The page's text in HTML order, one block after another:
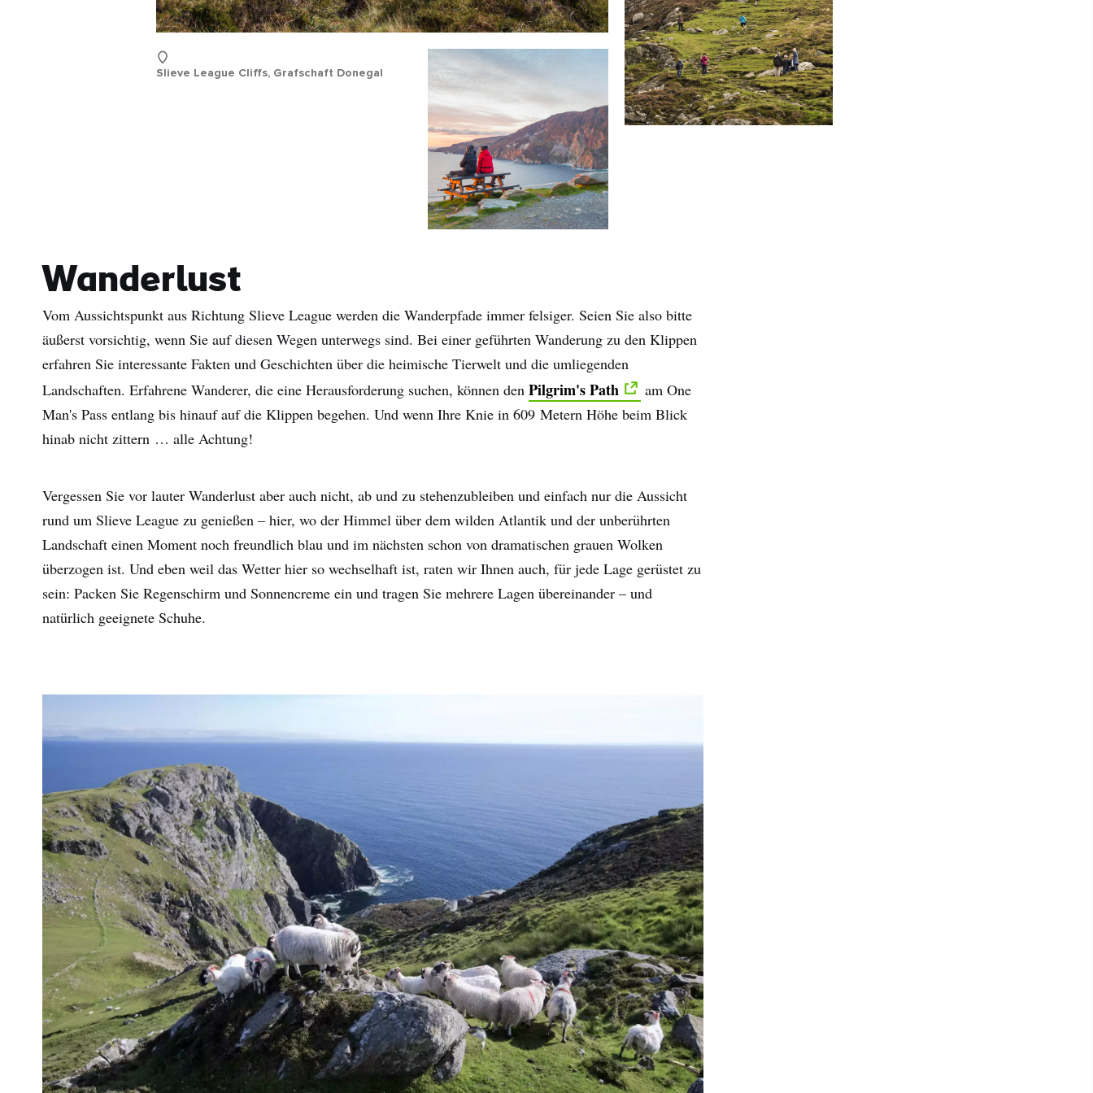
Nachname
Mail-
Mit der Anmeldung erkläre ich mich damit einverstanden,
personalisierte E-Mails zu erhalten. Diese basieren auf meiner
Nutzung der Website und E-Mails von Tourism Ireland sowie meiner
Interaktion mit Werbung von Tourism Ireland auf anderen Websites,
Cookies und Pixeln. Sie können Ihre Einwilligung jederzeit widerrufen -
klicken Sie einfach auf "Abmelden" in unseren E-Mails. Weitere
Informationen darüber, wie wir Ihre persönlichen Daten verwenden,
Slieve League Cliffs, Grafschaft Donegal
Wanderlust
Vom Aussichtspunkt aus Richtung Slieve League werden die Wanderpfade immer felsiger. Seien Sie also bitte
äußerst vorsichtig, wenn Sie auf diesen Wegen unterwegs sind. Bei einer geführten Wanderung zu den Klippen
erfahren Sie interessante Fakten und Geschichten über die heimische Tierwelt und die umliegenden
Landschaften. Erfahrene Wanderer, die eine Herausforderung suchen, können den Pilgrim's Path
am One
Man's Pass entlang bis hinauf auf die Klippen begehen. Und wenn Ihre Knie in 609 Metern Höhe beim Blick
hinab nicht zittern … alle Achtung!
Vergessen Sie vor lauter Wanderlust aber auch nicht, ab und zu stehenzubleiben und einfach nur die Aussicht
rund um Slieve League zu genießen – hier, wo der Himmel über dem wilden Atlantik und der unberührten
Landschaft einen Moment noch freundlich blau und im nächsten schon von dramatischen grauen Wolken
überzogen ist. Und eben weil das Wetter hier so wechselhaft ist, raten wir Ihnen auch, für jede Lage gerüstet zu
sein: Packen Sie Regenschirm und Sonnencreme ein und tragen Sie mehrere Lagen übereinander – und
natürlich geeignete Schuhe.